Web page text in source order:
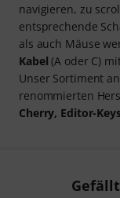
navigieren, zu
entsprechende
als auch Mäuse
Kabel (A oder C)
Unser Sortiment
renommierten
Cherry, Editor-